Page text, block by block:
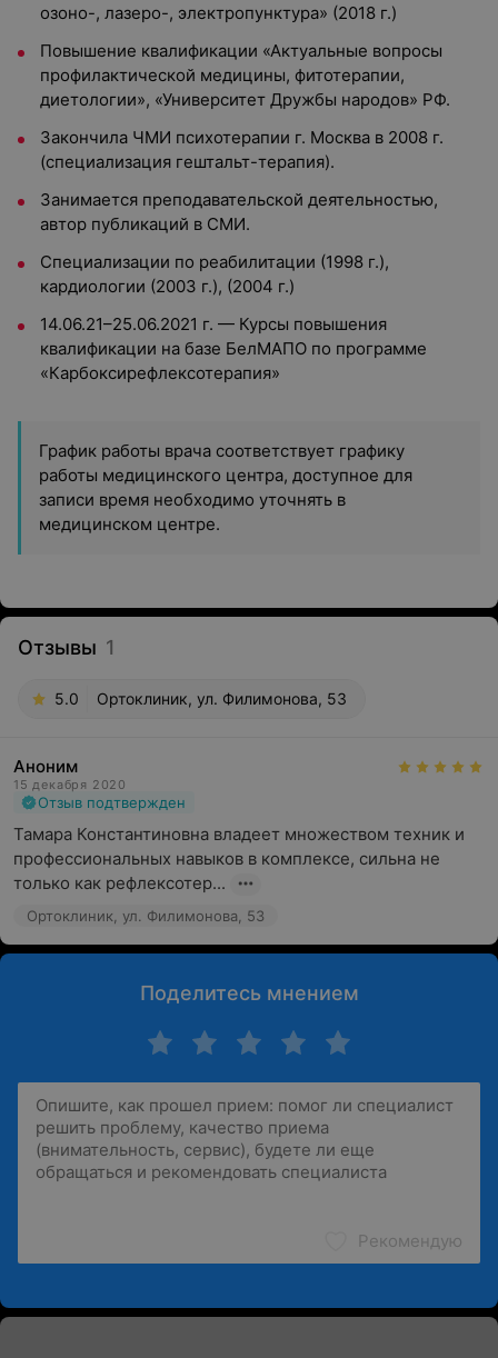
озоно-, лазеро-, электропунктура» (2018 г.)
Повышение квалификации «Актуальные вопросы
профилактической медицины, фитотерапии,
диетологии», «Университет Дружбы народов» РФ.
Закончила ЧМИ психотерапии г. Москва в 2008 г.
(специализация гештальт-терапия).
Занимается преподавательской деятельностью,
автор публикаций в СМИ.
Специализации по реабилитации (1998 г.),
кардиологии (2003 г.), (2004 г.)
14.06.21–25.06.2021 г. — Курсы повышения
квалификации на базе БелМАПО по программе
«Карбоксирефлексотерапия»
График работы врача соответствует графику
работы медицинского центра, доступное для
записи время необходимо уточнять в
медицинском центре.
Отзывы 1
5.0 Ортоклиник, ул. Филимонова, 53
Аноним
15 декабря 2020
Отзыв подтвержден
Тамара Константиновна владеет множеством техник и
профессиональных навыков в комплексе, сильна не
только как рефлексотер...
Ортоклиник, ул. Филимонова, 53
Поделитесь мнением
Рекомендую